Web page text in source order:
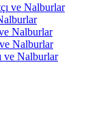
ve Nalburlar
Nalburlar
Nalburlar
ve Nalburlar